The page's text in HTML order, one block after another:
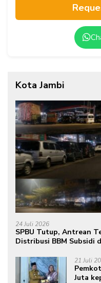
Kota Jambi
24 Juli 2026
SPBU Tutup, Antrean
Distribusi BBM Subsidi
21 Juli
Juta